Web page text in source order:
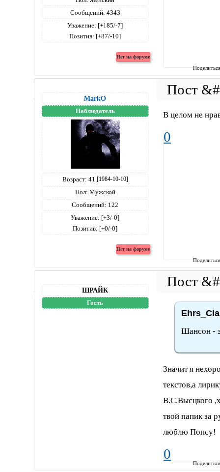
Сообщений: 4343
Уважение: [+185/-7]
Позитив: [+87/-10]
MarkO
Наблюдатель
Возраст: 41 [1984-10-10]
Пол: Мужской
Сообщений: 122
Уважение: [+3/-0]
Позитив: [+0/-0]
В целом не
0
ШРАЙК
Гость
Шансон -
Значит я
текстов,а
В.С.Высцкого
твой папик за
люблю Попсу!
0